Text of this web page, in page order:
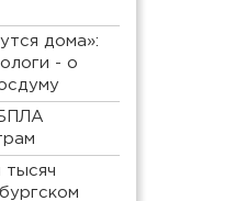
дома»:
- о
тысяч